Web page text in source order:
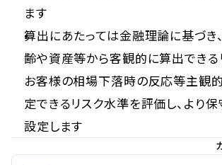
ます
算出にあたっては金融理論に基づき
齢や資産等から客観的に算出できる
お客様の相場下落時の反応等主観
定できるリスク水準を評価し、より
設定します